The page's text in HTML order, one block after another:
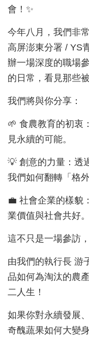
會！✨
今年八月，我們非
高屏澎東分署 / YS
辦一場深度的職場
的日常，看見那些
我們將與你分享：
🌱 食農教育的初衷
見永續的可能。
💡 創意的力量：透
我們如何翻轉「格
💼 社會企業的樣貌
業價值與社會共好。
這不只是一場參訪
由我們的執行長 游
品如何為淘汰的農
二人生！
如果你對永續發展
奇醜蔬果如何大變